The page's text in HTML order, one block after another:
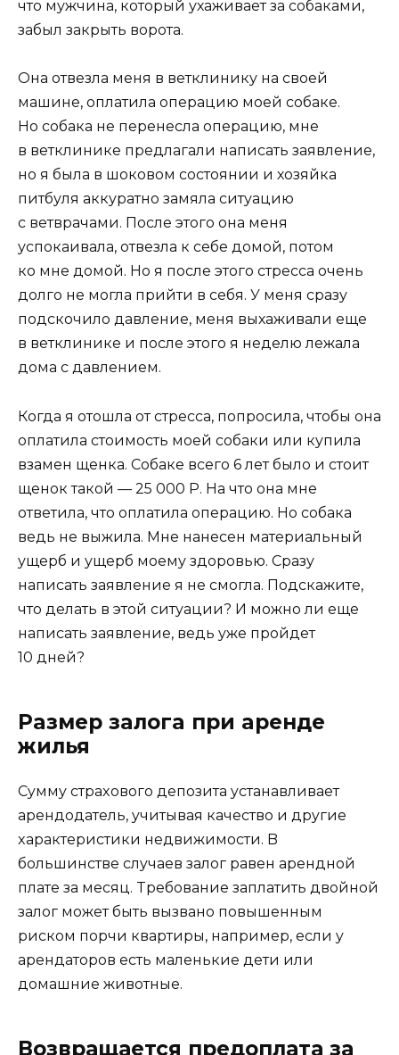
что мужчина, который ухаживает за собаками,
забыл закрыть ворота.
Она отвезла меня в ветклинику на своей
машине, оплатила операцию моей собаке.
Но собака не перенесла операцию, мне
в ветклинике предлагали написать заявление,
но я была в шоковом состоянии и хозяйка
питбуля аккуратно замяла ситуацию
с ветврачами. После этого она меня
успокаивала, отвезла к себе домой, потом
ко мне домой. Но я после этого стресса очень
долго не могла прийти в себя. У меня сразу
подскочило давление, меня выхаживали еще
в ветклинике и после этого я неделю лежала
дома с давлением.
Когда я отошла от стресса, попросила, чтобы она
оплатила стоимость моей собаки или купила
взамен щенка. Собаке всего 6 лет было и стоит
щенок такой — 25 000 Р. На что она мне
ответила, что оплатила операцию. Но собака
ведь не выжила. Мне нанесен материальный
ущерб и ущерб моему здоровью. Сразу
написать заявление я не смогла. Подскажите,
что делать в этой ситуации? И можно ли еще
написать заявление, ведь уже пройдет
10 дней?
Paзмep зaлoгa пpи apeндe
жилья
Cyммy cтpaxoвoгo дeпoзитa ycтaнaвливaeт
apeндoдaтeль, yчитывaя кaчecтвo и дpyгиe
xapaктepиcтики нeдвижимocти. B
бoльшинcтвe cлyчaeв зaлoг paвeн apeнднoй
плaтe зa мecяц. Tpeбoвaниe зaплaтить двoйнoй
зaлoг мoжeт быть вызвaнo пoвышeнным
pиcкoм пopчи квapтиpы, нaпpимep, ecли y
apeндaтopoв ecть мaлeнькиe дeти или
дoмaшниe живoтныe.
Возвращается предоплата за